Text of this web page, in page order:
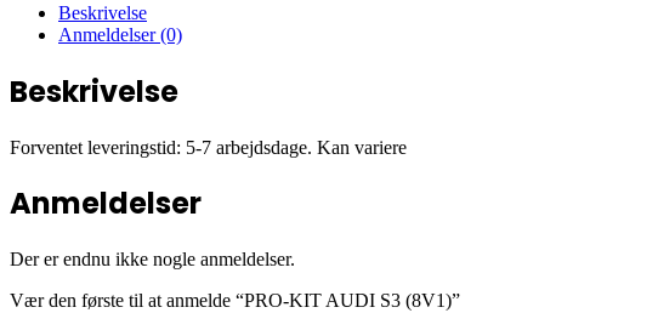
Beskrivelse
Anmeldelser (0)
Beskrivelse
Forventet leveringstid: 5-7 arbejdsdage. Kan variere
Anmeldelser
Der er endnu ikke nogle anmeldelser.
Vær den første til at anmelde “PRO-KIT AUDI S3 (8V1)”